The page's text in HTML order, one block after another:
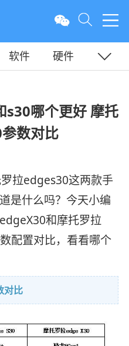
软件
硬件
哪个更好 摩托
数对比
拉edges30这两款手
是什么吗？今天小编
和摩托罗拉
配置对比，看看哪个
对比